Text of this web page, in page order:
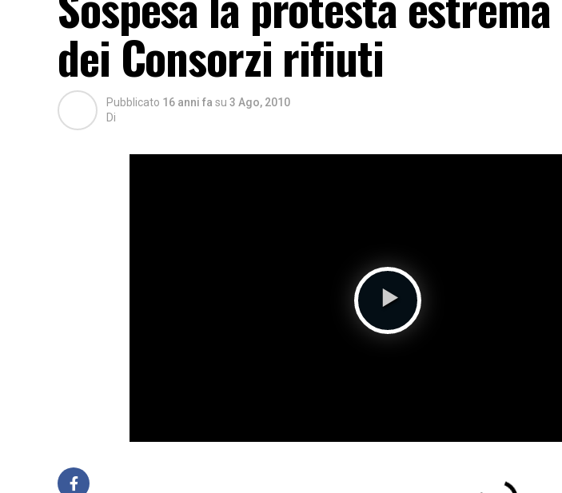
dei Consorzi rifiuti
Pubblicato 16 anni fa su 3 Ago, 2010
Di